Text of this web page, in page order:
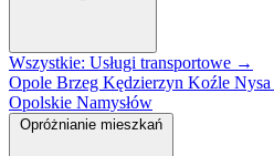
Wszystkie: Usługi transportowe →
Opole Brzeg Kędzierzyn Koźle Nysa
Opolskie Namysłów
Opróżnianie mieszkań